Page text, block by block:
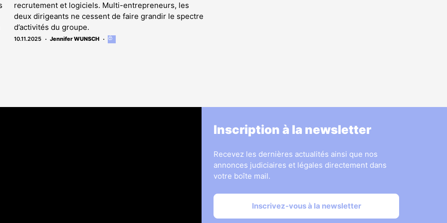
recrutement et logiciels. Multi-entrepreneurs, les
deux dirigeants ne cessent de faire grandir le spectre
d’activités du groupe.
10.11.2025 Jennifer WUNSCH
Cet
Inscription à la newsletter
Recevez les dernières actualités ainsi que nos
annonces judiciaires et légales directement dans
votre boîte mail.
Inscrivez-vous à la newsletter